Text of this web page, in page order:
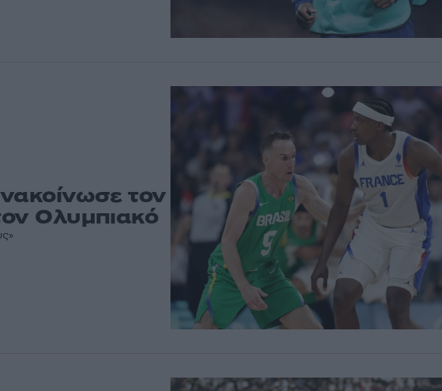
τον
Ολυμπιακό